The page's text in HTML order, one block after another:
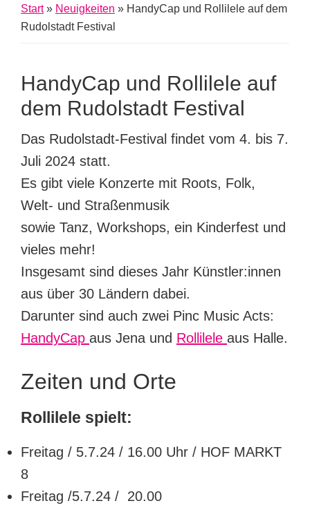
Inklusive
Musik
Start» Neuigkeiten » HandyCap und Rollilele auf dem
Rudolstadt Festival
HandyCap und Rollilele auf
dem Rudolstadt Festival
Das Rudolstadt-Festival findet vom 4. bis 7.
Juli 2024 statt.
Es gibt viele Konzerte mit Roots, Folk,
Welt- und Straßenmusik
sowie Tanz, Workshops, ein Kinderfest und
vieles mehr!
Insgesamt sind dieses Jahr Künstler:innen
aus über 30 Ländern dabei.
Darunter sind auch zwei Pinc Music Acts:
HandyCap aus Jena und Rollilele aus Halle.
Zeiten und Orte
Rollilele spielt:
Freitag / 5.7.24 / 16.00 Uhr / HOF MARKT
8
Freitag /5.7.24 / 20.00